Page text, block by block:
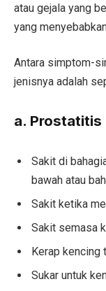
atau gejala yang
yang
Antara simptom-
jenisnya adalah
a. Prostatitis
Sakit di
bawah atau
Sakit ketika
Sakit semasa
Kerap kencing
Sukar untuk